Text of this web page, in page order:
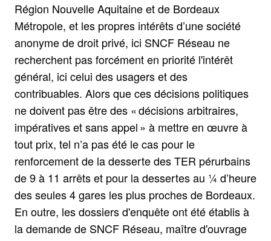
Région Nouvelle Aquitaine et de Bordeaux
Métropole, et les propres intérêts d’une société
anonyme de droit privé, ici SNCF Réseau ne
recherchent pas forcément en priorité l'intérêt
général, ici celui des usagers et des
contribuables. Alors que ces décisions politiques
ne doivent pas être des « décisions arbitraires,
impératives et sans appel » à mettre en œuvre à
tout prix, tel n’a pas été le cas pour le
renforcement de la desserte des TER pérurbains
de 9 à 11 arrêts et pour la dessertes au ¼ d’heure
des seules 4 gares les plus proches de Bordeaux.
En outre, les dossiers d'enquête ont été établis à
la demande de SNCF Réseau, maître d'ouvrage